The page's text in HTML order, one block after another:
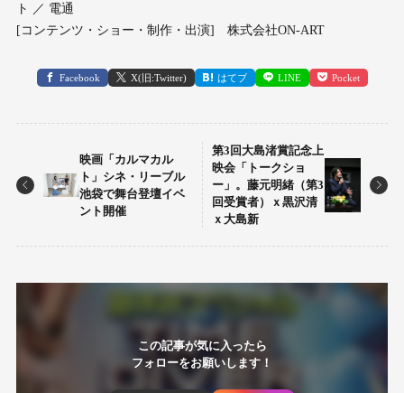
ト ／ 電通
[コンテンツ・ショー・制作・出演] 株式会社ON-ART
Facebook X(旧:Twitter) はてブ LINE Pocket
映画「カルマカル
ト」シネ・リーブル
池袋で舞台登壇イベ
ント開催
第3回大島渚賞記念上
映会「トークショ
ー」。藤元明緒（第3
回受賞者）ｘ黒沢清
ｘ大島新
この記事が気に入ったら
フォローをお願いします！